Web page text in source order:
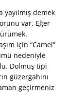
demek
var. Eğer
için “Camel”
nedeniyle
Dolmuş tipi
güzergahını
geçirmeniz